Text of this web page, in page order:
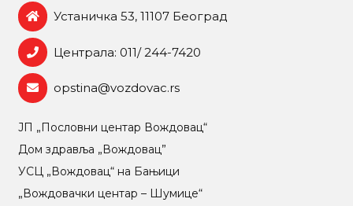
Устаничка 53, 11107 Београд
Централа: 011/ 244-7420
opstina@vozdovac.rs
ЈП „Пословни центар Вождовац“
Дом здравља „Вождовац”
УСЦ „Вождовац“ на Бањици
„Вождовачки центар – Шумице“